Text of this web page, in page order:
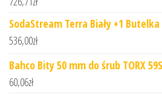
SodaStream Terra Biały +1 Butelka
536,00zł
Bahco Bity 50 mm do śrub TORX
60,06zł